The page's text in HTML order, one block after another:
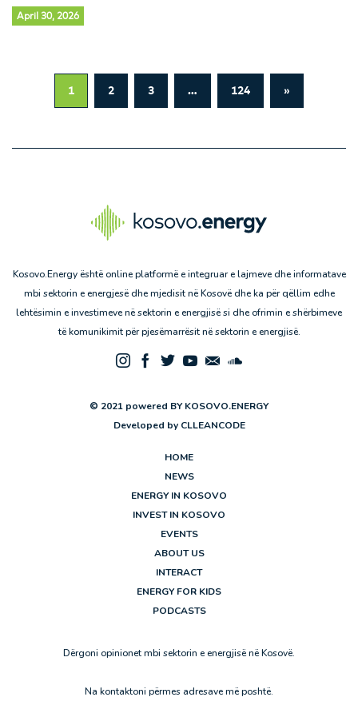
April 30, 2026
1 2 3 … 124 »
Kosovo.Energy është online platformë e integruar e lajmeve dhe informatave
mbi sektorin e energjesë dhe mjedisit në Kosovë dhe ka për qëllim edhe
lehtësimin e investimeve në sektorin e energjisë si dhe ofrimin e shërbimeve
të komunikimit për pjesëmarrësit në sektorin e energjisë.
© 2021 powered BY KOSOVO.ENERGY
Developed by CLLEANCODE
HOME
NEWS
ENERGY IN KOSOVO
INVEST IN KOSOVO
EVENTS
ABOUT US
INTERACT
ENERGY FOR KIDS
PODCASTS
Dërgoni opinionet mbi sektorin e energjisë në Kosovë.
Na kontaktoni përmes adresave më poshtë.